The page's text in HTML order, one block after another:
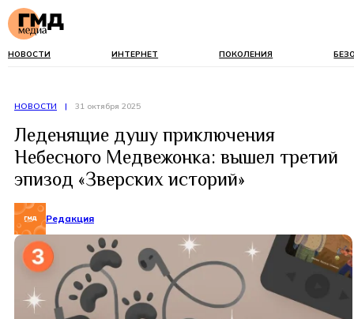
НОВОСТИ ИНТЕРНЕТ ПОКОЛЕНИЯ
НОВОСТИ | 31 октября 2025
Леденящие душу приключения
Небесного Медвежонка: вышел третий
эпизод «Зверских историй»
Редакция